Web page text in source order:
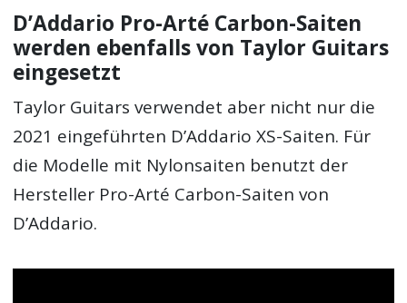
D’Addario Pro-Arté Carbon-Saiten
werden ebenfalls von Taylor Guitars
eingesetzt
Taylor Guitars verwendet aber nicht nur die
2021 eingeführten D’Addario XS-Saiten. Für
die Modelle mit Nylonsaiten benutzt der
Hersteller Pro-Arté Carbon-Saiten von
D’Addario.